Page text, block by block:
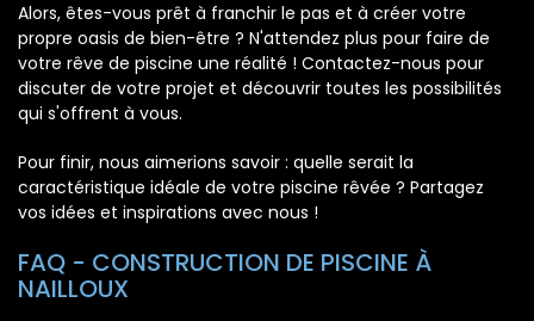
Alors, êtes-vous prêt à franchir le pas et à créer votre
propre oasis de bien-être ? N'attendez plus pour faire de
votre rêve de piscine une réalité ! Contactez-nous pour
discuter de votre projet et découvrir toutes les possibilités
qui s'offrent à vous.
Pour finir, nous aimerions savoir : quelle serait la
caractéristique idéale de votre piscine rêvée ? Partagez
vos idées et inspirations avec nous !
FAQ - CONSTRUCTION DE PISCINE À
NAILLOUX